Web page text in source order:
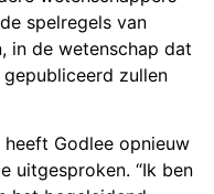
spelregels van
in de wetenschap dat
zullen
Godlee opnieuw
uitgesproken. “Ik ben